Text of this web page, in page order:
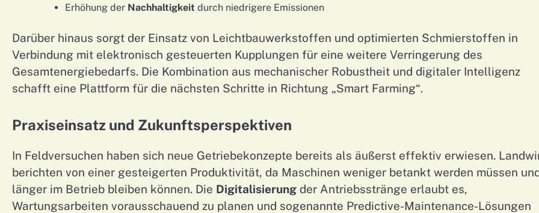
Erhöhung der Nachhaltigkeit durch niedrigere Emissionen
Darüber hinaus sorgt der Einsatz von Leichtbauwerkstoffen und optimierten Schmierstoffen in
Verbindung mit elektronisch gesteuerten Kupplungen für eine weitere Verringerung des
Gesamtenergiebedarfs. Die Kombination aus mechanischer Robustheit und digitaler Intelligenz
schafft eine Plattform für die nächsten Schritte in Richtung „Smart Farming“.
Praxiseinsatz und Zukunftsperspektiven
In Feldversuchen haben sich neue Getriebekonzepte bereits als äußerst effektiv erwiesen.
berichten von einer gesteigerten Produktivität, da Maschinen weniger betankt werden müssen
länger im Betrieb bleiben können. Die Digitalisierung der Antriebsstränge erlaubt es,
Wartungsarbeiten vorausschauend zu planen und sogenannte Predictive-Maintenance-Lösungen